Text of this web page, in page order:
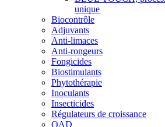
unique
Biocontrôle
Adjuvants
Anti-limaces
Anti-rongeurs
Fongicides
Biostimulants
Phytothérapie
Inoculants
Insecticides
Régulateurs de croissance
OAD